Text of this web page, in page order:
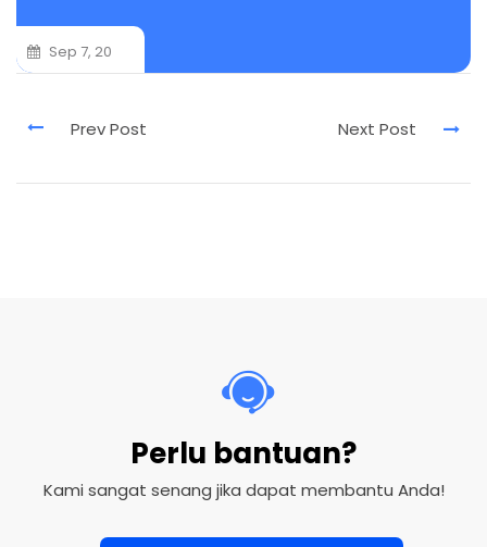
Sep 7, 20
Perlu bantuan?
Kami sangat senang jika dapat membantu Anda!